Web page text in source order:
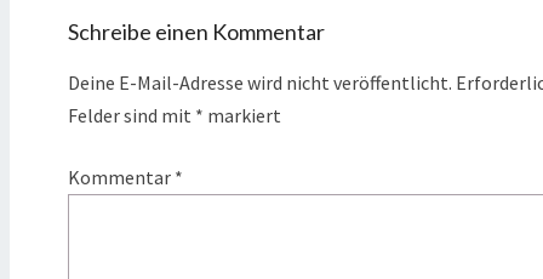
Schreibe einen Kommentar
Deine E-Mail-Adresse wird nicht veröffentlicht.
Felder sind mit * markiert
Kommentar *